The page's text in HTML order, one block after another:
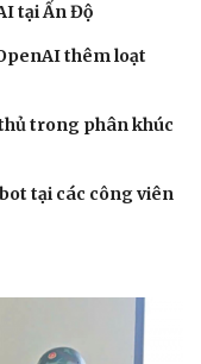
tại Ấn Độ
thêm loạt
trong phân khúc
tại các công viên